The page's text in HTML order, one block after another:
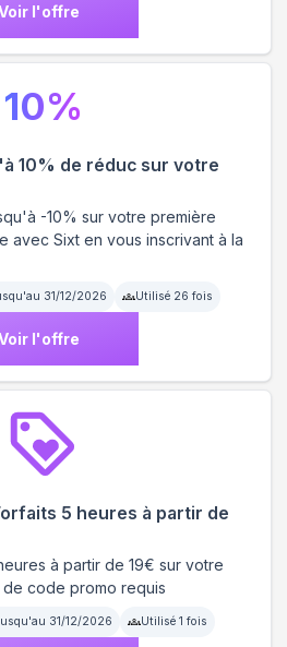
l'offre
10% de réduc sur votre
-10% sur votre première
avec Sixt en vous inscrivant à la
31/12/2026 Utilisé 26 fois
l'offre
10%
5 heures à partir de
à partir de 19€ sur votre
code promo requis
31/12/2026 Utilisé 1 fois